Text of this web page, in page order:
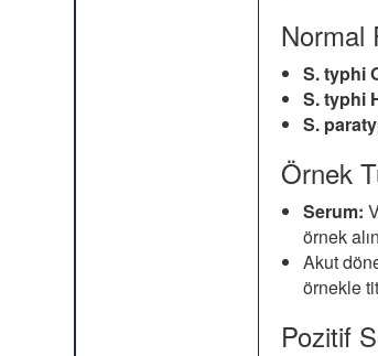
Normal
S. typhi
S. typhi
S.
Örnek
Serum:
örnek
Akut
örnekle
Pozitif